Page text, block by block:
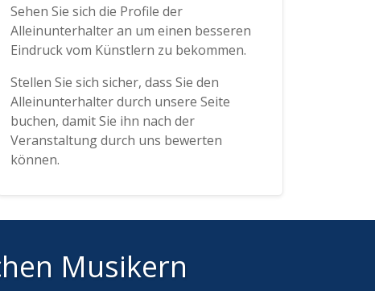
Sehen Sie sich die Profile der
Alleinunterhalter an um einen besseren
Eindruck vom Künstlern zu bekommen.
Stellen Sie sich sicher, dass Sie den
Alleinunterhalter durch unsere Seite
buchen, damit Sie ihn nach der
Veranstaltung durch uns bewerten
können.
Musikern